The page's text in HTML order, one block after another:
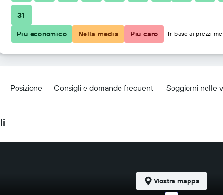
Vieng
Posizione Consigli e domande frequenti Soggiorni nelle
Mostra mappa
31
Più economico Nella media Più caro In base ai prezzi